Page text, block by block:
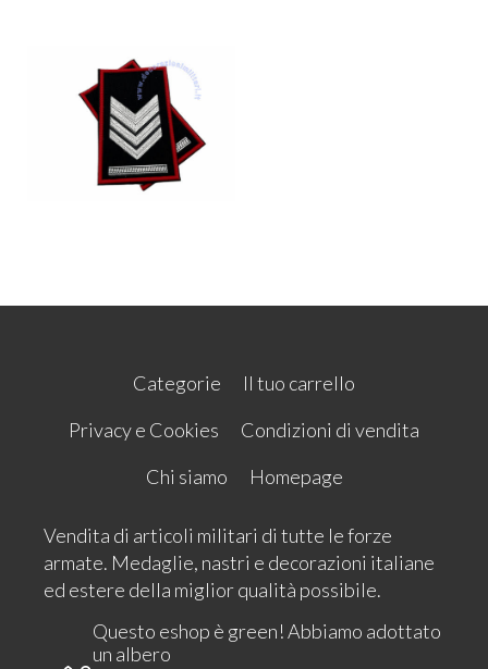
Categorie
Il tuo carrello
Privacy e Cookies
Condizioni di vendita
Chi siamo
Homepage
Vendita di articoli militari di tutte le forze
armate. Medaglie, nastri e decorazioni italiane
ed estere della miglior qualità possibile.
Questo eshop è green! Abbiamo adottato
un albero